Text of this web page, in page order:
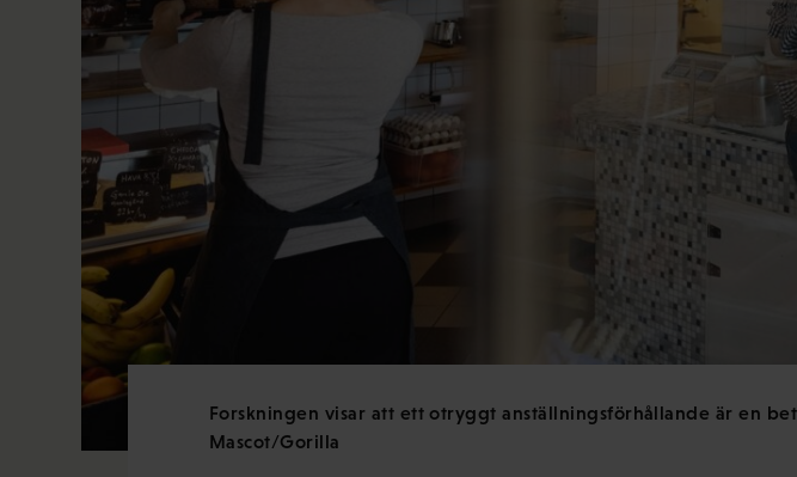
Forskningen visar att ett otryggt anställningsförhållande är en
Mascot/Gorilla